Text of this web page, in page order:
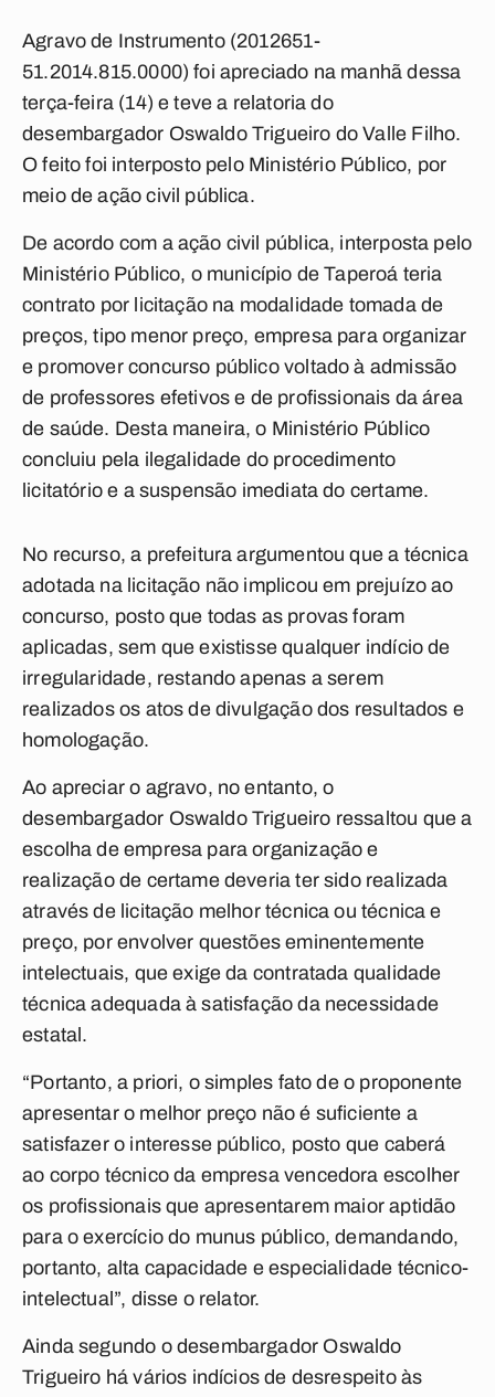
Agravo de Instrumento (2012651-
51.2014.815.0000) foi apreciado na manhã dessa
terça-feira (14) e teve a relatoria do
desembargador Oswaldo Trigueiro do Valle Filho.
O feito foi interposto pelo Ministério Público, por
meio de ação civil pública.
De acordo com a ação civil pública, interposta pelo
Ministério Público, o município de Taperoá teria
contrato por licitação na modalidade tomada de
preços, tipo menor preço, empresa para organizar
e promover concurso público voltado à admissão
de professores efetivos e de profissionais da área
de saúde. Desta maneira, o Ministério Público
concluiu pela ilegalidade do procedimento
licitatório e a suspensão imediata do certame.
No recurso, a prefeitura argumentou que a técnica
adotada na licitação não implicou em prejuízo ao
concurso, posto que todas as provas foram
aplicadas, sem que existisse qualquer indício de
irregularidade, restando apenas a serem
realizados os atos de divulgação dos resultados e
homologação.
Ao apreciar o agravo, no entanto, o
desembargador Oswaldo Trigueiro ressaltou que a
escolha de empresa para organização e
realização de certame deveria ter sido realizada
através de licitação melhor técnica ou técnica e
preço, por envolver questões eminentemente
intelectuais, que exige da contratada qualidade
técnica adequada à satisfação da necessidade
estatal.
“Portanto, a priori, o simples fato de o proponente
apresentar o melhor preço não é suficiente a
satisfazer o interesse público, posto que caberá
ao corpo técnico da empresa vencedora escolher
os profissionais que apresentarem maior aptidão
para o exercício do munus público, demandando,
portanto, alta capacidade e especialidade técnico-
intelectual”, disse o relator.
Ainda segundo o desembargador Oswaldo
Trigueiro há vários indícios de desrespeito às